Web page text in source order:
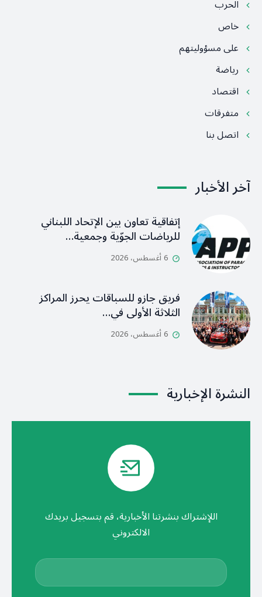
الحرب
خاص
على مسؤوليتهم
رياضة
اقتصاد
متفرقات
اتصل بنا
آخر الأخبار
إتفاقية تعاون بين الإتحاد اللبناني
للرياضات الجوّية وجمعية…
6 أغسطس، 2026
فريق جازو للسباقات يحرز المراكز
الثلاثة الأولى في…
6 أغسطس، 2026
النشرة الإخبارية
اللإشتراك بنشرتنا الأخبارية، قم بتسجيل بريدك
الالكتروني